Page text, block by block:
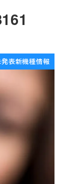
表新機種情報